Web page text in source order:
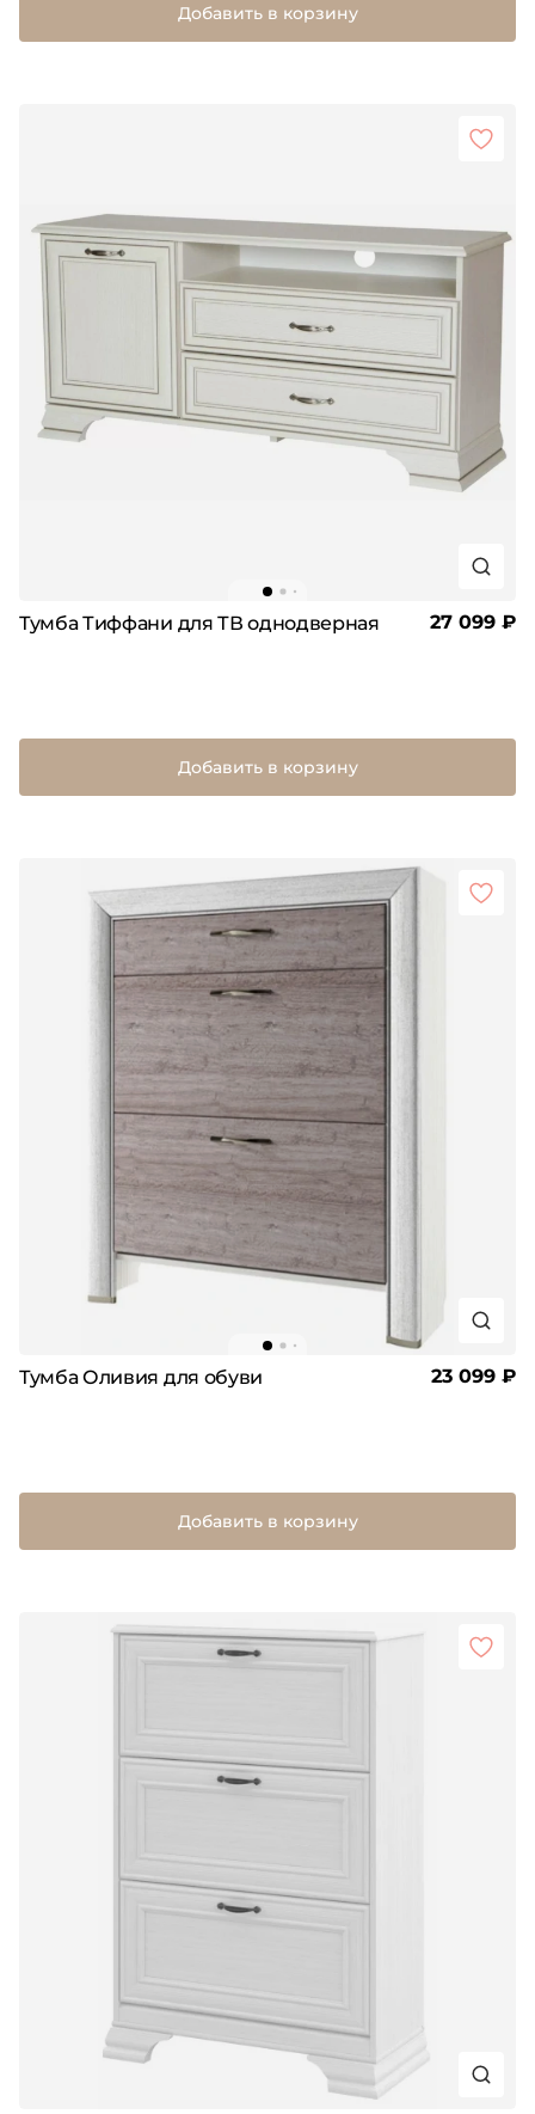
Добавить в корзину
Тумба Тиффани для ТВ однодверная 27 099 ₽
Добавить в корзину
Тумба Оливия для обуви 23 099 ₽
Добавить в корзину